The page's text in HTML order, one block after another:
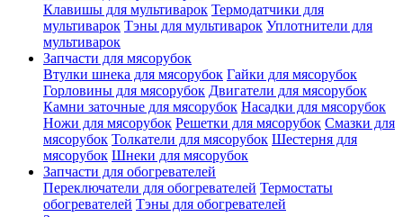
Клавишы для мультиварок Термодатчики для
мультиварок Тэны для мультиварок Уплотнители для
мультиварок
Запчасти для мясорубок
Втулки шнека для мясорубок Гайки для мясорубок
Горловины для мясорубок Двигатели для мясорубок
Камни заточные для мясорубок Насадки для мясорубок
Ножи для мясорубок Решетки для мясорубок Смазки для
мясорубок Толкатели для мясорубок Шестерня для
мясорубок Шнеки для мясорубок
Запчасти для обогревателей
Переключатели для обогревателей Термостаты
обогревателей Тэны для обогревателей